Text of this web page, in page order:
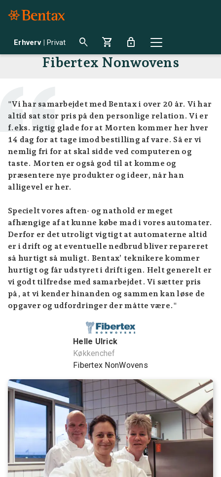
Erhverv | Privat search shopping_cart lock
Fibertex Nonwovens
"Vi har samarbejdet med Bentax i over 20 år. Vi har
altid sat stor pris på den personlige relation. Vi er
f.eks. rigtig glade for at Morten kommer her hver
14 dag for at tage imod bestilling af vare. Så er vi
nemlig fri for at skal sidde ved computeren og
taste. Morten er også god til at komme og
præsentere nye produkter og ideer, når han
alligevel er her.
Specielt vores aften- og nathold er meget
afhængige af at kunne købe mad i vores automater.
Derfor er det utroligt vigtigt at automaterne altid
er i drift og at eventuelle nedbrud bliver repareret
så hurtigt så muligt. Bentax’ teknikere kommer
hurtigt og får udstyret i drift igen. Helt generelt er
vi godt tilfredse med samarbejdet. Vi sætter pris
på, at vi kender hinanden og sammen kan løse de
opgaver og udfordringer der måtte være."
Helle Ulrick
Køkkenchef
Fibertex NonWovens